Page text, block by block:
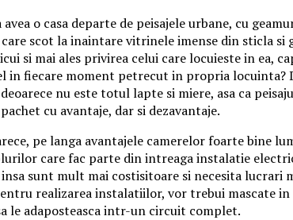
o casa departe de peisajele urbane, cu
scot la inaintare vitrinele imense din sticla
mai ales privirea celui care locuieste in ea,
fiecare moment petrecut in propria locuinta?
nu este totul lapte si miere, asa ca
cu avantaje, dar si dezavantaje.
pe langa avantajele camerelor foarte bine
care fac parte din intreaga instalatie
sunt mult mai costisitoare si necesita lucrari
realizarea instalatiilor, vor trebui mascate
le adaposteasca intr-un circuit complet.